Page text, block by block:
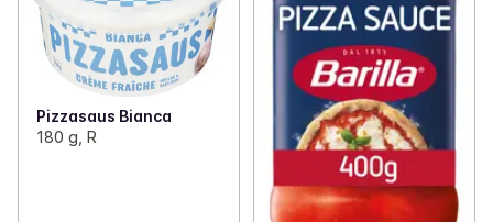
Pizzasaus Bianca
180 g, R